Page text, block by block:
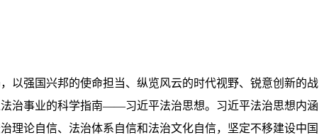
以强国兴邦的使命担当、纵览风云的时代视野、锐意创新的战
治事业的科学指南——习近平法治思想。习近平法治思想内涵
理论自信、法治体系自信和法治文化自信，坚定不移建设中国